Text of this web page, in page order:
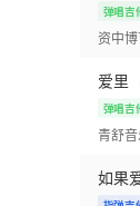
弹唱吉
资中
爱里
弹唱吉
青舒音
如果